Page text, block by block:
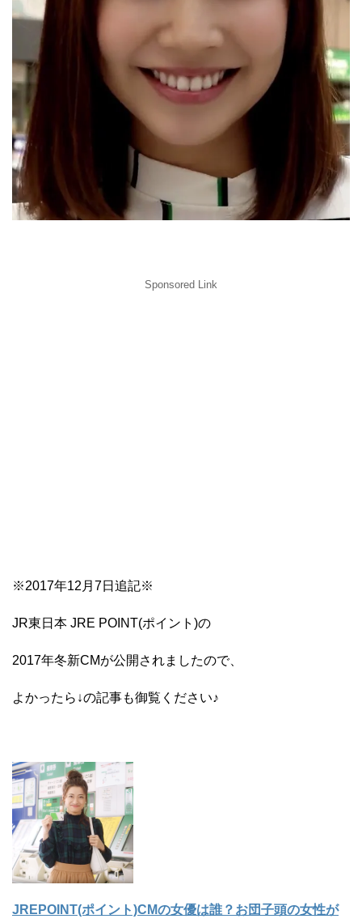
Sponsored Link
※2017年12月7日追記※
JR東日本 JRE POINT(ポイント)の
2017年冬新CMが公開されましたので、
よかったら↓の記事も御覧ください♪
JREPOINT(ポイント)CMの女優は誰？お団子頭の女性が